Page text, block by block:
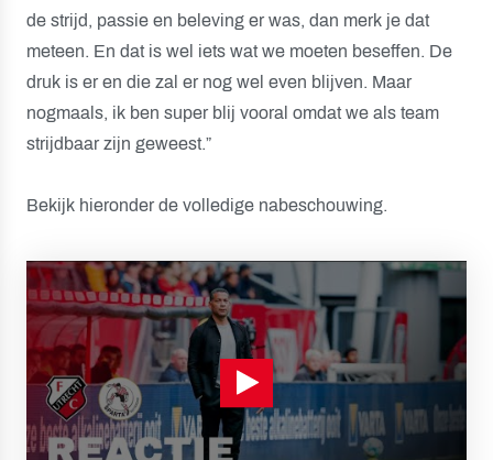
de strijd, passie en beleving er was, dan merk je dat
meteen. En dat is wel iets wat we moeten beseffen. De
druk is er en die zal er nog wel even blijven. Maar
nogmaals, ik ben super blij vooral omdat we als team
strijdbaar zijn geweest.”
Bekijk hieronder de volledige nabeschouwing.